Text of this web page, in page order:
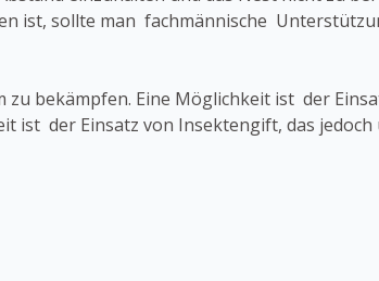
ist, sollte man fachmännische
bekämpfen. Eine Möglichkeit ist der
ist der Einsatz von Insektengift, das